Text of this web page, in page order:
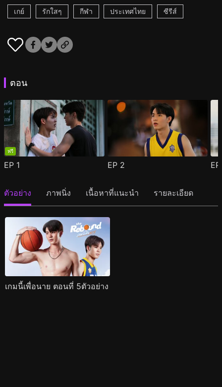
เกย์
รักใสๆ กีฬา ประเทศไทย ซีรีส์
ตอน
ฟรี
EP 1 EP 2
ตัวอย่าง ภาพนิ่ง เนื้อหาที่แนะนำ รายละเอียด
เกมนี้เพื่อนาย ตอนที่ 5ตัวอย่าง